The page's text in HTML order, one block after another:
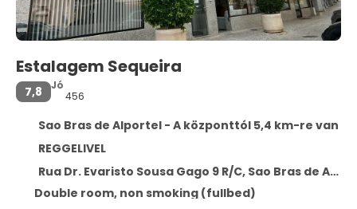
Estalagem Sequeira
7,8
Jó
456
Sao Bras de Alportel - A központtól 5,4 km-re van
REGGELIVEL
Rua Dr. Evaristo Sousa Gago 9 R/C, Sao Bras de Alportel 8150-139
Double room, non smoking (fullbed)